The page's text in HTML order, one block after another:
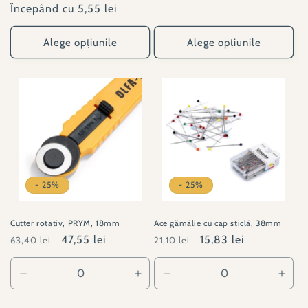
obișnuitredus
Începând cu 5,55 lei
Alege opțiunile Alege opțiunile
- 25%
Cutter rotativ, PRYM, 18mm
Preț
obișnuit
63,40 lei
Preț
redus
47,55 lei
cantitatea
Creșteți
cantitatea
- 25%
Ace gămălie cu cap sticlă, 38mm
Preț
obișnuit
21,10 lei
Preț
redus
15,83 lei
cantitatea